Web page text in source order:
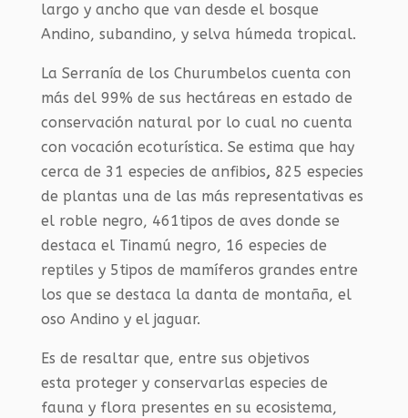
largo y ancho que van desde el bosque
Andino, subandino, y selva húmeda tropical.
La Serranía de los Churumbelos cuenta con
más del 99% de sus hectáreas en estado de
conservación natural por lo cual no cuenta
con vocación ecoturística. Se estima que hay
cerca de 31 especies de anfibios, 825 especies
de plantas una de las más representativas es
el roble negro, 461tipos de aves donde se
destaca el Tinamú negro, 16 especies de
reptiles y 5tipos de mamíferos grandes entre
los que se destaca la danta de montaña, el
oso Andino y el jaguar.
Es de resaltar que, entre sus objetivos
esta proteger y conservarlas especies de
fauna y flora presentes en su ecosistema,